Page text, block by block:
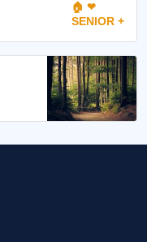
🏠 ❤
SENIOR +